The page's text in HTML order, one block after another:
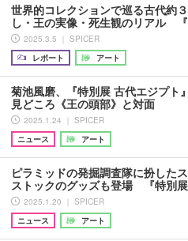
世界的コレクションで巡る古代約
し・王の実像・死生観のリアル
2025.3.5 ｜ SPICER
レポート
アート
菊池風磨、『特別展 古代エジプト
見どころ《王の頭部》と対面
2025.1.24 ｜ SPICER
ニュース
アート
ピラミッドの発掘調査隊に扮した
ストックのグッズも登場 『特別
2025.1.20 ｜ SPICER
ニュース
アート